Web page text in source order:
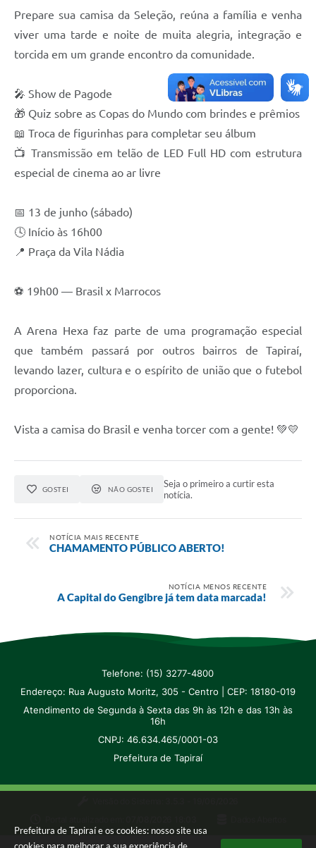
Prefeitura de Tapiraí e os cookies: nosso site usa
A Prefeitura
Imprensa
Nota Fiscal Eletrônica - Emissor Nacional
Serviços Online
Galeria de Fotos
Audiências Públicas
Galeria de Vídeos
Secretarias
Concursos
Links
Telefones Úteis
Jornal
SIC
Prepare sua camisa da Seleção, reúna a família e venha
viver uma tarde e noite de muita alegria, integração e
torcida em um grande encontro da comunidade.
🎤 Show de Pagode
🎁 Quiz sobre as Copas do Mundo com brindes e prêmios
📖 Troca de figurinhas para completar seu álbum
📺 Transmissão em telão de LED Full HD com estrutura
especial de cinema ao ar livre
📅 13 de junho (sábado)
🕓 Início às 16h00
📍 Praça da Vila Nádia
⚽ 19h00 — Brasil x Marrocos
A Arena Hexa faz parte de uma programação especial
que também passará por outros bairros de Tapiraí,
levando lazer, cultura e o espírito de união que o futebol
proporciona.
Vista a camisa do Brasil e venha torcer com a gente! 💚💛
GOSTEI NÃO GOSTEI
Seja o primeiro a curtir esta
notícia.
NOTÍCIA MAIS RECENTE
CHAMAMENTO PÚBLICO ABERTO!
NOTÍCIA MENOS RECENTE
A Capital do Gengibre já tem data marcada!
Telefone: (15) 3277-4800
Endereço: Rua Augusto Moritz, 305 - Centro | CEP: 18180-019
Atendimento de Segunda à Sexta das 9h às 12h e das 13h às
16h
CNPJ: 46.634.465/0001-03
Prefeitura de Tapiraí